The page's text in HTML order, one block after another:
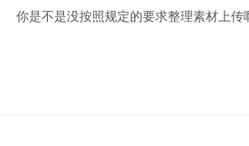
你是不是没按照规定的要求整理素材上传